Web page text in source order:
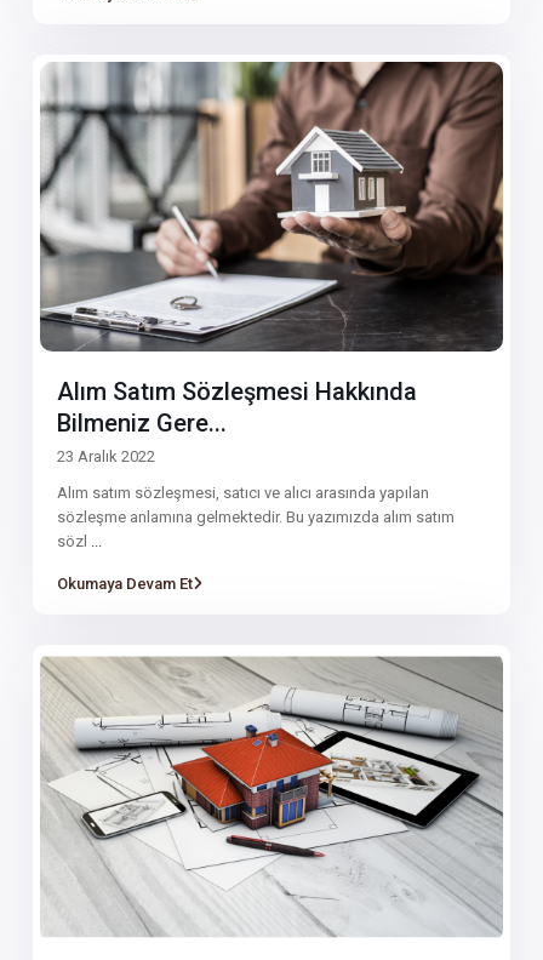
Alım Satım Sözleşmesi Hakkında
Bilmeniz Gere...
23 Aralık 2022
Alım satım sözleşmesi, satıcı ve alıcı arasında yapılan
sözleşme anlamına gelmektedir. Bu yazımızda alım satım
sözl
Okumaya Devam Et